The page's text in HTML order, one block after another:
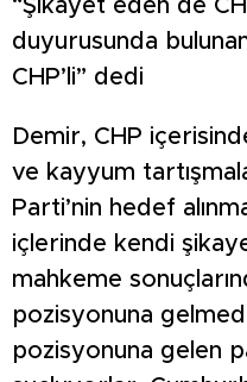
“Şikayet eden de
duyurusunda
CHP’li” dedi
Demir, CHP
ve kayyum
Parti’nin hedef
içlerinde kendi
mahkeme
pozisyonuna
pozisyonuna gelen